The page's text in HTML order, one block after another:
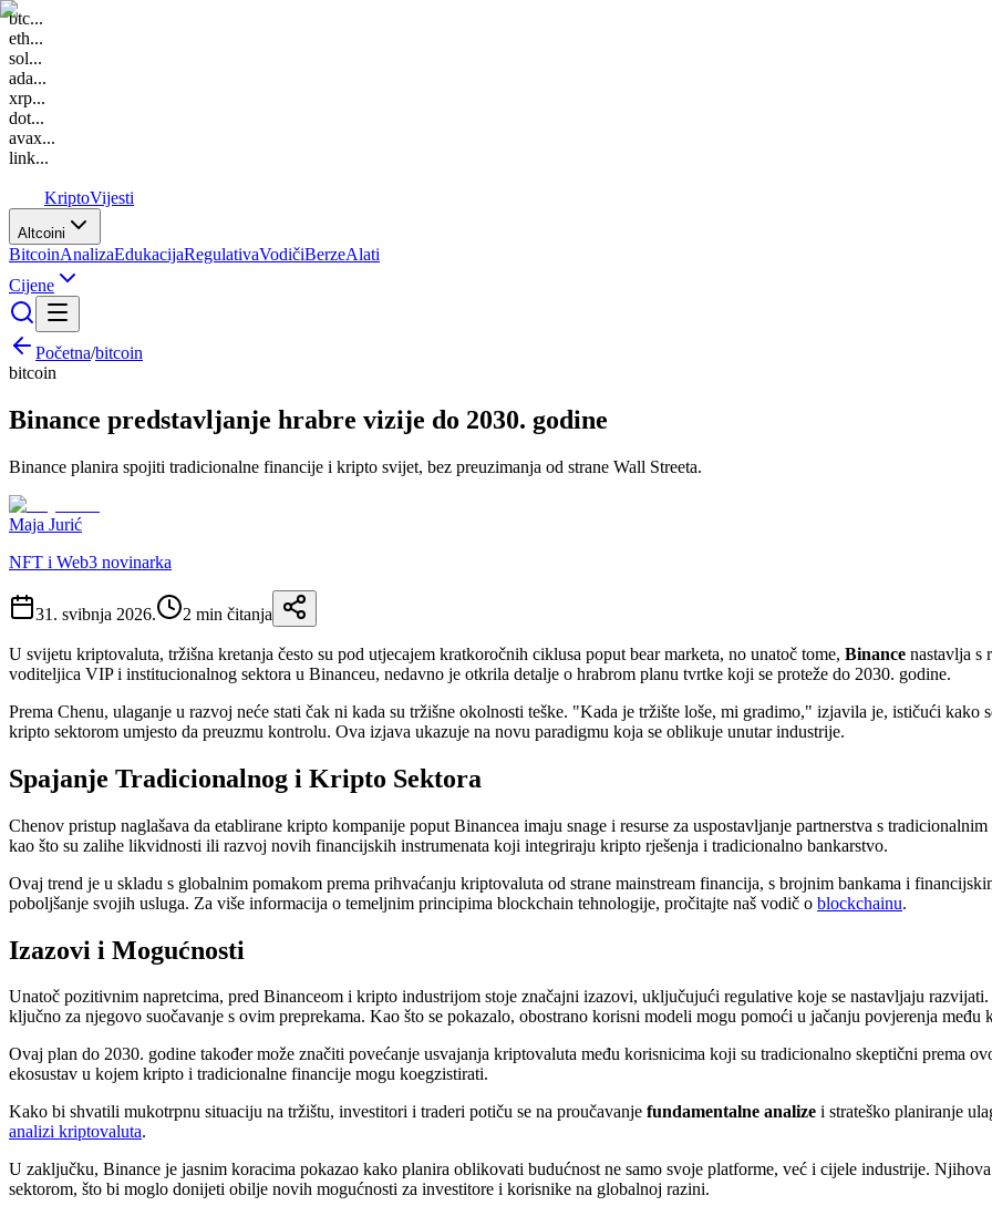
btc...
eth...
sol...
ada...
xrp...
dot...
avax...
link...
KriptoVijesti
Altcoini
BitcoinAnalizaEdukacijaRegulativaVodičiBerzeAlati
Cijene
Početna/bitcoin
bitcoin
Binance predstavljanje hrabre vizije do 2030. godine
Binance planira spojiti tradicionalne financije i kripto svijet, bez preuzimanja od strane Wall Streeta.
Maja Jurić
NFT i Web3 novinarka
31. svibnja 2026. 2 min čitanja
U svijetu kriptovaluta, tržišna kretanja često su pod utjecajem kratkoročnih ciklusa poput bear marketa, no unatoč tome, Binance nastavlja s
voditeljica VIP i institucionalnog sektora u Binanceu, nedavno je otkrila detalje o hrabrom planu tvrtke koji se proteže do 2030. godine.
Prema Chenu, ulaganje u razvoj neće stati čak ni kada su tržišne okolnosti teške. "Kada je tržište loše, mi gradimo," izjavila je, ističući
kripto sektorom umjesto da preuzmu kontrolu. Ova izjava ukazuje na novu paradigmu koja se oblikuje unutar industrije.
Spajanje Tradicionalnog i Kripto Sektora
Chenov pristup naglašava da etablirane kripto kompanije poput Binancea imaju snage i resurse za uspostavljanje partnerstva s
kao što su zalihe likvidnosti ili razvoj novih financijskih instrumenata koji integriraju kripto rješenja i tradicionalno bankarstvo.
Ovaj trend je u skladu s globalnim pomakom prema prihvaćanju kriptovaluta od strane mainstream financija, s brojnim bankama i
poboljšanje svojih usluga. Za više informacija o temeljnim principima blockchain tehnologije, pročitajte naš vodič o blockchainu.
Izazovi i Mogućnosti
Unatoč pozitivnim napretcima, pred Binanceom i kripto industrijom stoje značajni izazovi, uključujući regulative koje se nastavljaju
ključno za njegovo suočavanje s ovim preprekama. Kao što se pokazalo, obostrano korisni modeli mogu pomoći u jačanju povjerenja među
Ovaj plan do 2030. godine također može značiti povećanje usvajanja kriptovaluta među korisnicima koji su tradicionalno skeptični prema
ekosustav u kojem kripto i tradicionalne financije mogu koegzistirati.
Kako bi shvatili mukotrpnu situaciju na tržištu, investitori i traderi potiču se na proučavanje fundamentalne analize i strateško planiranje
analizi kriptovaluta.
U zaključku, Binance je jasnim koracima pokazao kako planira oblikovati budućnost ne samo svoje platforme, već i cijele industrije.
sektorom, što bi moglo donijeti obilje novih mogućnosti za investitore i korisnike na globalnoj razini.